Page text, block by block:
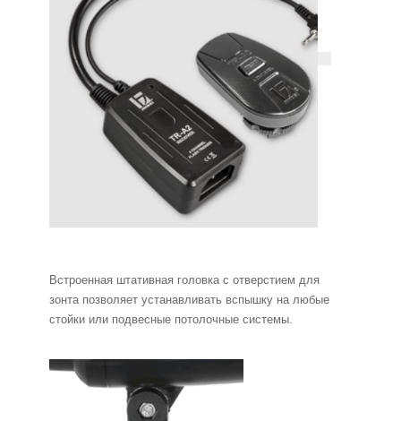
Встроенная штативная головка с отверстием для
зонта позволяет устанавливать вспышку на любые
стойки или подвесные потолочные системы.